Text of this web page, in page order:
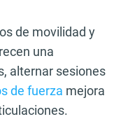
de movilidad y
una
alternar sesiones
de fuerza mejora